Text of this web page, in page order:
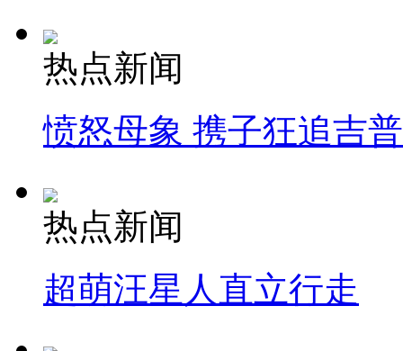
热点新闻
愤怒母象 携子狂追吉
热点新闻
超萌汪星人直立行走